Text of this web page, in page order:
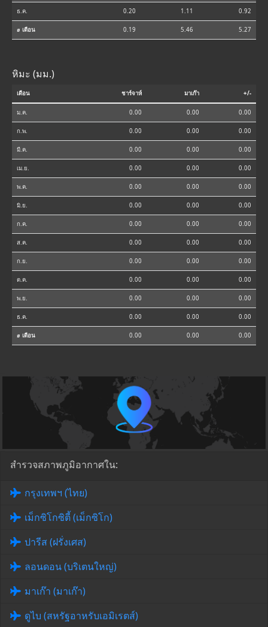
ธ.ค. 0.20 1.11 0.92
⌀ เดือน 0.19 5.46 5.27
หิมะ (มม.)
เดือน ชาร์จาห์ มาเก๊า +/-
ม.ค. 0.00 0.00 0.00
ก.พ. 0.00 0.00 0.00
มี.ค. 0.00 0.00 0.00
เม.ย. 0.00 0.00 0.00
พ.ค. 0.00 0.00 0.00
มิ.ย. 0.00 0.00 0.00
ก.ค. 0.00 0.00 0.00
ส.ค. 0.00 0.00 0.00
ก.ย. 0.00 0.00 0.00
ต.ค. 0.00 0.00 0.00
พ.ย. 0.00 0.00 0.00
ธ.ค. 0.00 0.00 0.00
⌀ เดือน 0.00 0.00 0.00
สำรวจสภาพภูมิอากาศใน:
กรุงเทพฯ (ไทย)
เม็กซิโกซิตี้ (เม็กซิโก)
ปารีส (ฝรั่งเศส)
ลอนดอน (บริเตนใหญ่)
มาเก๊า (มาเก๊า)
ดูไบ (สหรัฐอาหรับเอมิเรตส์)